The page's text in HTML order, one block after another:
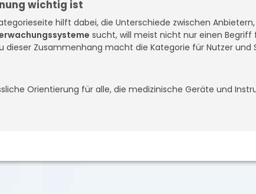
wichtig ist
hilft dabei, die Unterschiede zwischen
sucht, will meist nicht nur einen
dieser Zusammenhang macht die Kategorie für Nutzer
Orientierung für alle, die medizinische Geräte und